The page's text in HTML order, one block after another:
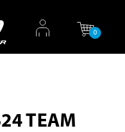
0
TEAM